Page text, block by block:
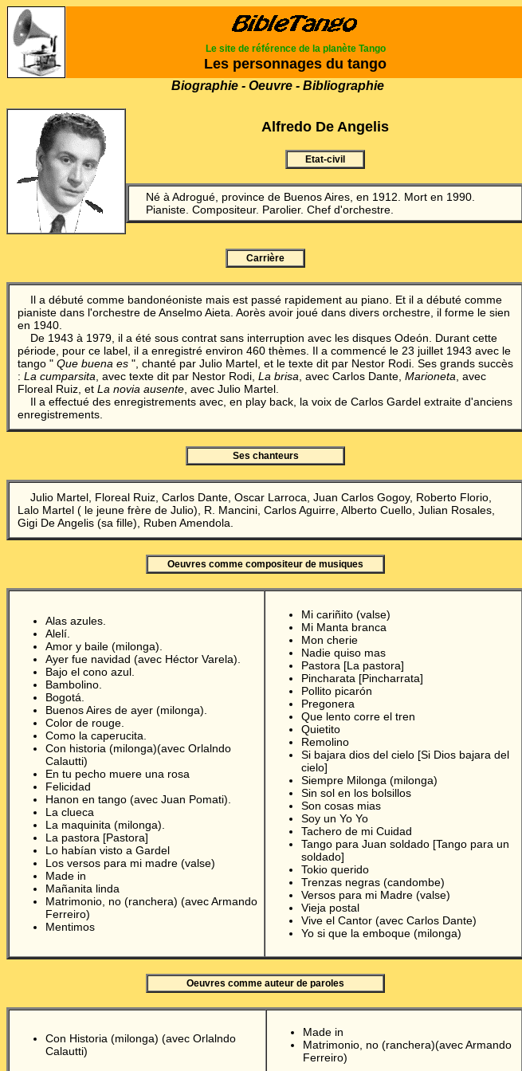
Le site de référence de la planète Tango
Les personnages du tango
Biographie - Oeuvre - Bibliographie
Alfredo De Angelis
Etat-civil
Né à Adrogué, province de Buenos Aires, en 1912. Mort en 1990.
Pianiste. Compositeur. Parolier. Chef d'orchestre.
Carrière
Il a débuté comme bandonéoniste mais est passé rapidement au piano. Et il a débuté comme
pianiste dans l'orchestre de Anselmo Aieta. Aorès avoir joué dans divers orchestre, il forme le sien
en 1940.
De 1943 à 1979, il a été sous contrat sans interruption avec les disques Odeón. Durant cette
période, pour ce label, il a enregistré environ 460 thèmes. Il a commencé le 23 juillet 1943 avec le
tango " Que buena es ", chanté par Julio Martel, et le texte dit par Nestor Rodi. Ses grands succès
: La cumparsita , avec texte dit par Nestor Rodi, La brisa , avec Carlos Dante, Marioneta , avec
Floreal Ruiz, et La novia ausente , avec Julio Martel.
Il a effectué des enregistrements avec, en play back, la voix de Carlos Gardel extraite d'anciens
enregistrements.
Ses chanteurs
Julio Martel, Floreal Ruiz, Carlos Dante, Oscar Larroca, Juan Carlos Gogoy, Roberto Florio,
Lalo Martel ( le jeune frère de Julio), R. Mancini, Carlos Aguirre, Alberto Cuello, Julian Rosales,
Gigi De Angelis (sa fille), Ruben Amendola.
Oeuvres comme compositeur de musiques
Alas azules.
Alelí.
Amor y baile (milonga).
Ayer fue navidad (avec Héctor Varela).
Bajo el cono azul.
Bambolino.
Bogotá.
Buenos Aires de ayer (milonga).
Color de rouge.
Como la caperucita.
Con historia (milonga)(avec Orlalndo
Calautti)
En tu pecho muere una rosa
Felicidad
Hanon en tango (avec Juan Pomati).
La clueca
La maquinita (milonga).
La pastora [Pastora]
Lo habían visto a Gardel
Los versos para mi madre (valse)
Made in
Mañanita linda
Matrimonio, no (ranchera) (avec Armando
Ferreiro)
Mentimos
Mi cariñito (valse)
Mi Manta branca
Mon cherie
Nadie quiso mas
Pastora [La pastora]
Pincharata [Pincharrata]
Pollito picarón
Pregonera
Que lento corre el tren
Quietito
Remolino
Si bajara dios del cielo [Si Dios bajara del
cielo]
Siempre Milonga (milonga)
Sin sol en los bolsillos
Son cosas mias
Soy un Yo Yo
Tachero de mi Cuidad
Tango para Juan soldado [Tango para un
soldado]
Tokio querido
Trenzas negras (candombe)
Versos para mi Madre (valse)
Vieja postal
Vive el Cantor (avec Carlos Dante)
Yo si que la emboque (milonga)
Oeuvres comme auteur de paroles
Con Historia (milonga) (avec Orlalndo
Calautti)
Made in
Matrimonio, no (ranchera)(avec Armando
Ferreiro)